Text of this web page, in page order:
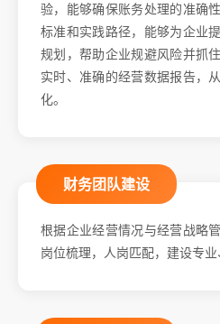
验，能够确保账务处理的准确
标准和实践路径，能够为企业
规划，帮助企业规避风险并抓
实时、准确的经营数据报告，
化。
财务团队建设
根据企业经营情况与经营战略
岗位梳理，人岗匹配，建设专业